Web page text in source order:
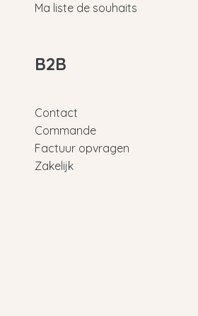
Ma liste de souhaits
B2B
Contact
Commande
Factuur opvragen
Zakelijk